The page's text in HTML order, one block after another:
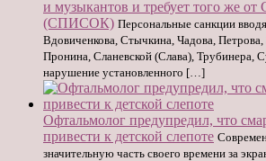
и музыкантов и требует того же
(СПИСОК) Персональные санкции
Вдовиченкова, Стычкина, Чадова,
Пронина, Сланевской (Слава), Трубинера,
нарушение установленного […]
Офтальмолог предупредил, что
привести к детской слепоте
значительную часть своего времени за